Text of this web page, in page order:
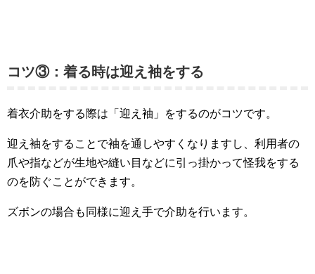
コツ③：着る時は迎え袖をする
着衣介助をする際は「迎え袖」をするのがコツです。
迎え袖をすることで袖を通しやすくなりますし、利用者の
爪や指などが生地や縫い目などに引っ掛かって怪我をする
のを防ぐことができます。
ズボンの場合も同様に迎え手で介助を行います。